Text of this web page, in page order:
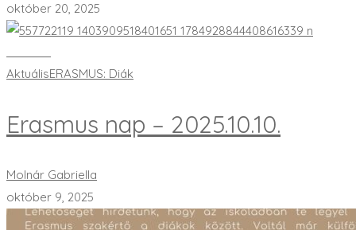
október 20, 2025
AktuálisERASMUS: Diák
Erasmus nap – 2025.10.10.
Molnár Gabriella
október 9, 2025